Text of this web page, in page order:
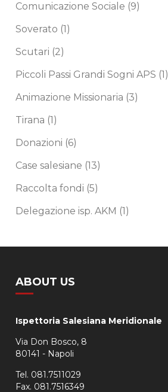
Comunicazione Sociale (9)
Soverato (1)
Scutari (2)
Piccoli Passi Grandi Sogni APS (1)
Animazione Missionaria (3)
Tirana (1)
Donazioni (6)
Case salesiane (13)
Raccolta fondi (5)
Delegazione isp. AKM (1)
ABOUT US
Ispettoria Salesiana Meridionale
Via Don Bosco, 8
80141 - Napoli
Tel. 081.7511029
Fax. 081.7516349